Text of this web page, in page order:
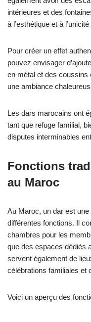
intérieures et des
à l’esthétique et à
Pour créer un effet
pouvez envisager
en métal et des coussins
une ambiance
Les dars marocains ont
tant que refuge familial,
disputes interminables
Fonctions
au Maroc
Au Maroc, un dar est
différentes fonctions. Il
chambres pour les
que des espaces dédiés
servent également de
célébrations familiales et
Voici un aperçu des